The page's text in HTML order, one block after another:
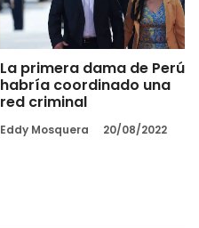
La primera dama de Perú
habría coordinado una
red criminal
Eddy Mosquera 20/08/2022